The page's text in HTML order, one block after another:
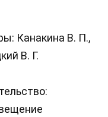
Канакина В. П.,
В. Г.